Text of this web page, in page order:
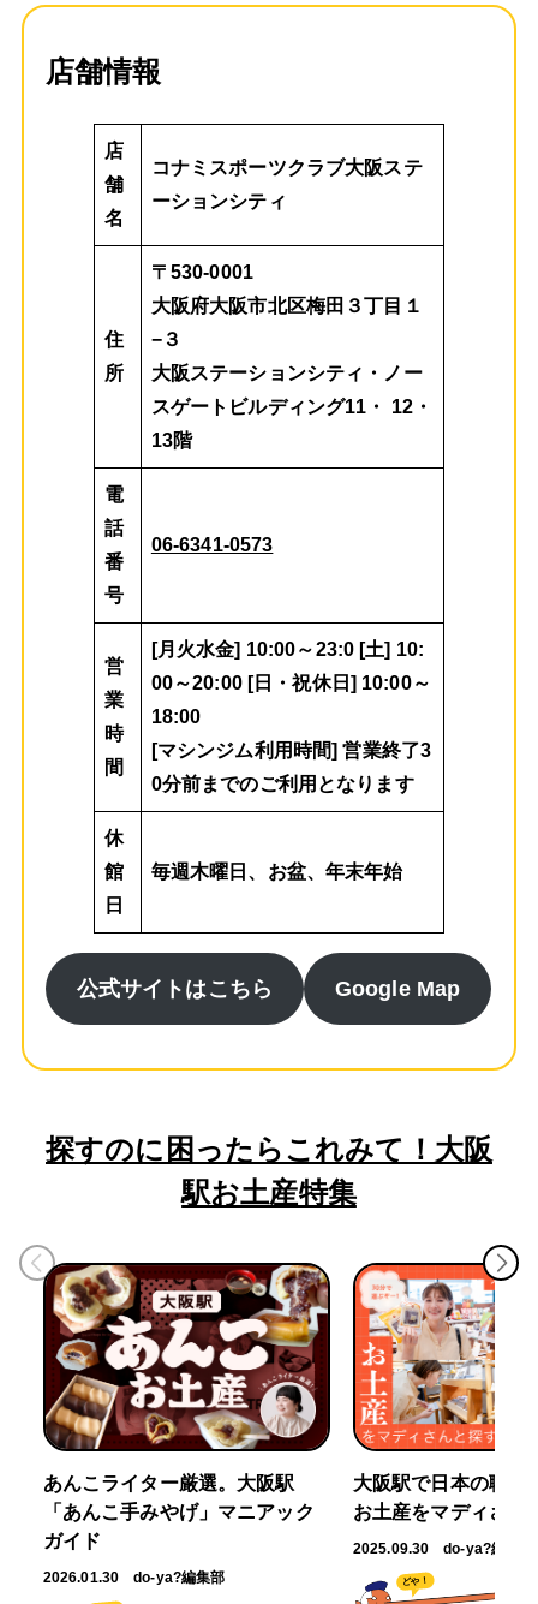
店舗情報
店
舗
名
コナミスポーツクラブ大阪ステ
ーションシティ
住
所
〒530-0001
大阪府大阪市北区梅田３丁目１
−３
大阪ステーションシティ・ノー
スゲートビルディング11・ 12・
13階
電
話
番
号
06-6341-0573
営
業
時
間
[月火水金] 10:00～23:0 [土] 10:
00～20:00 [日・祝休日] 10:00～
18:00
[マシンジム利用時間] 営業終了3
0分前までのご利用となります
休
館
日
毎週木曜日、お盆、年末年始
公式サイトはこちら Google Map
探すのに困ったらこれみて！大阪
駅お土産特集
あんこライター厳選。大阪駅
「あんこ手みやげ」マニアック
ガイド
2026.01.30 do-ya?編集部
大阪駅で日本の職人
お土産をマディさん
2025.09.30 do-ya?編集部
どや！